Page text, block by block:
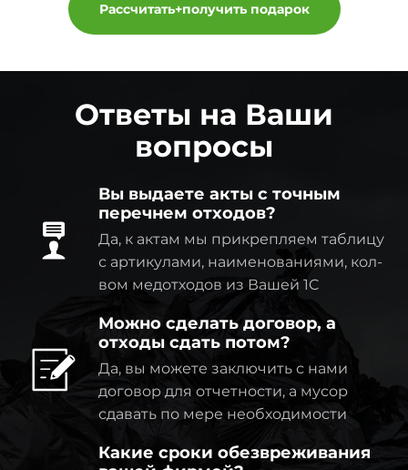
Рассчитать+получить подарок
Ответы на Ваши
вопросы
Вы выдаете акты с точным
перечнем отходов?
Да, к актам мы прикрепляем таблицу
с артикулами, наименованиями, кол-
вом медотходов из Вашей 1C
Можно сделать договор, а
отходы сдать потом?
Да, вы можете заключить с нами
договор для отчетности, а мусор
сдавать по мере необходимости
Какие сроки обезвреживания